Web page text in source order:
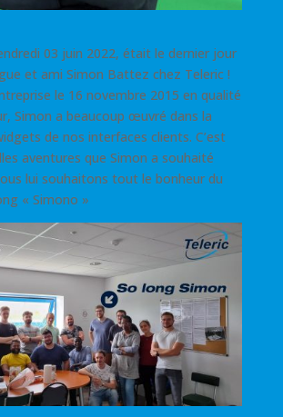
03 juin 2022, était le dernier jour
et ami Simon Battez chez Teleric !
le 16 novembre 2015 en qualité
Simon a beaucoup œuvré dans la
de nos interfaces clients. C’est
aventures que Simon a souhaité
lui souhaitons tout le bonheur du
« Simono »